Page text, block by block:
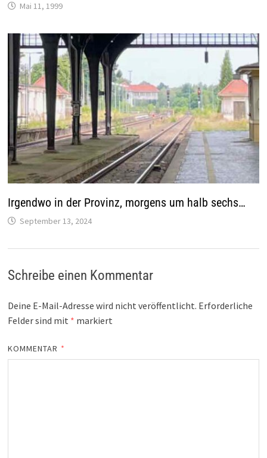
Mai 11, 1999
Irgendwo in der Provinz, morgens um halb sechs…
September 13, 2024
Schreibe einen Kommentar
Deine E-Mail-Adresse wird nicht veröffentlicht. Erforderliche
Felder sind mit * markiert
KOMMENTAR *